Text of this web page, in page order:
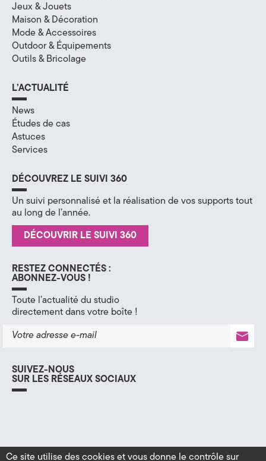
Jeux & Jouets
Maison & Décoration
Mode & Accessoires
Outdoor & Équipements
Outils & Bricolage
L’ACTUALITÉ
News
Études de cas
Astuces
Services
DÉCOUVREZ LE SUIVI 360
Un suivi personnalisé et la réalisation de vos supports tout
au long de l’année.
DÉCOUVRIR LE SUIVI 360
RESTEZ CONNECTÉS :
ABONNEZ-VOUS !
Toute l’actualité du studio
directement dans votre boîte !
SUIVEZ-NOUS
SUR LES RÉSEAUX SOCIAUX
e
b
t
a
k
e
Ce site utilise des cookies et vous donne le contrôle sur